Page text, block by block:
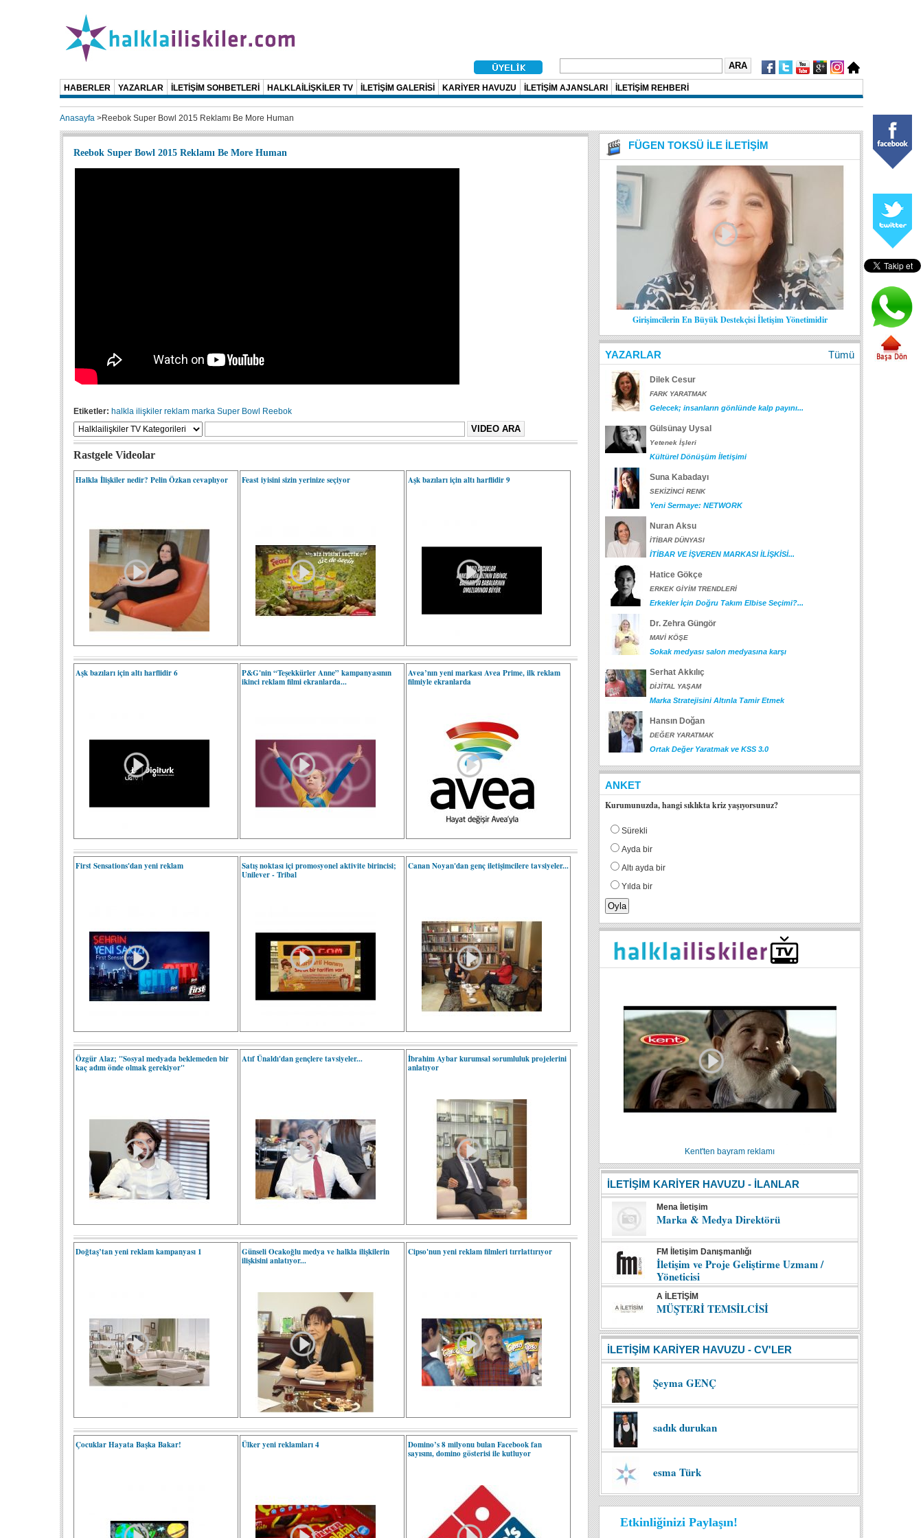
HABERLER YAZARLAR İLETİŞİM SOHBETLERİ HALKLAİLİŞKİLER TV İLETİŞİM GALERİSİ KARİYER HAVUZU İLETİŞİM AJANSLARI İLETİŞİM REHBERİ
Anasayfa >Reebok Super Bowl 2015 Reklamı Be More Human
Reebok Super Bowl 2015 Reklamı Be More Human
Etiketler: halkla ilişkiler reklam marka Super Bowl Reebok
Rastgele Videolar
Halkla İlişkiler nedir? Pelin Özkan cevaplıyor Feast iyisini sizin yerinize seçiyor Aşk bazıları için altı harflidir 9
Aşk bazıları için altı harflidir 6
P&G'nin “Teşekkürler Anne” kampanyasının
ikinci reklam filmi ekranlarda...
Avea’nın yeni markası Avea Prime, ilk reklam
filmiyle ekranlarda
First Sensations'dan yeni reklam
Satış noktası içi promosyonel aktivite birincisi;
Unilever - Tribal
Canan Noyan'dan genç iletişimcilere tavsiyeler...
Özgür Alaz; "Sosyal medyada beklemeden bir
kaç adım önde olmak gerekiyor"
Atıf Ünaldı'dan gençlere tavsiyeler...
İbrahim Aybar kurumsal sorumluluk projelerini
anlatıyor
Doğtaş’tan yeni reklam kampanyası 1
Günseli Ocakoğlu medya ve halkla ilişkilerin
ilişkisini anlatıyor...
Cipso'nun yeni reklam filmleri tırrlattırıyor
Çocuklar Hayata Başka Bakar! Ülker yeni reklamları 4
Domino’s 8 milyonu bulan Facebook fan
sayısını, domino gösterisi ile kutluyor
FÜGEN TOKSÜ İLE İLETİŞİM
Girişimcilerin En Büyük Destekçisi İletişim Yönetimidir
YAZARLAR Tümü
Dilek Cesur
FARK YARATMAK
Gelecek; insanların gönlünde kalp payını...
Gülsünay Uysal
Yetenek İşleri
Kültürel Dönüşüm İletişimi
Suna Kabadayı
SEKİZİNCİ RENK
Yeni Sermaye: NETWORK
Nuran Aksu
İTİBAR DÜNYASI
İTİBAR VE İŞVEREN MARKASI İLİŞKİSİ...
Hatice Gökçe
ERKEK GİYİM TRENDLERİ
Erkekler İçin Doğru Takım Elbise Seçimi?...
Dr. Zehra Güngör
MAVİ KÖŞE
Sokak medyası salon medyasına karşı
Serhat Akkılıç
DİJİTAL YAŞAM
Marka Stratejisini Altınla Tamir Etmek
Hansın Doğan
DEĞER YARATMAK
Ortak Değer Yaratmak ve KSS 3.0
ANKET
Kurumunuzda, hangi sıklıkta kriz yaşıyorsunuz?
Sürekli
Ayda bir
Altı ayda bir
Yılda bir
Kent'ten bayram reklamı
İLETİŞİM KARİYER HAVUZU - İLANLAR
Mena İletişim
Marka & Medya Direktörü
FM İletişim Danışmanlığı
İletişim ve Proje Geliştirme Uzmanı /
Yöneticisi
A İLETİŞİM
MÜŞTERİ TEMSİLCİSİ
İLETİŞİM KARİYER HAVUZU - CV'LER
Şeyma GENÇ
sadık durukan
esma Türk
Etkinliğinizi Paylaşın!